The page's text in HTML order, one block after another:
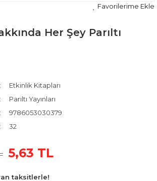
Her Şey Parıltı
Etkinlik Kitapları
Parıltı Yayınları
9786053030379
32
5,63 TL
taksitlerle!